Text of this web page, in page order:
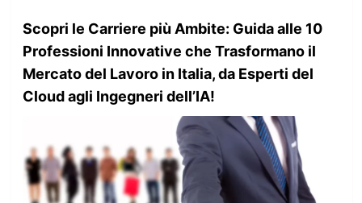
Scopri le Carriere più Ambite: Guida alle 10
Professioni Innovative che Trasformano il
Mercato del Lavoro in Italia, da Esperti del
Cloud agli Ingegneri dell’IA!